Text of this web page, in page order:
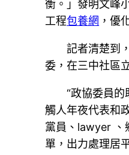
衡。」發明文峰
工程包養網 ，優
記者清楚到
委，在三中社區
“政協委員
觸人年夜代表和
黨員、lawyer 、
單，出力處理居